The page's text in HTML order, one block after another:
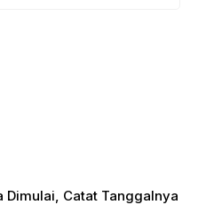
Dimulai, Catat Tanggalnya